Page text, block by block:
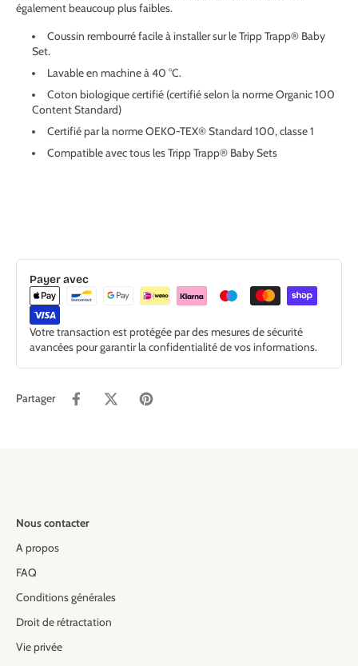
également beaucoup plus faibles.
Coussin rembourré facile à installer sur le Tripp Trapp® Baby
Set.
Lavable en machine à 40 °C.
Coton biologique certifié (certifié selon la norme Organic 100
Content Standard)
Certifié par la norme OEKO-TEX® Standard 100, classe 1
Compatible avec tous les Tripp Trapp® Baby Sets
Payer avec
Votre transaction est protégée par des mesures de sécurité
avancées pour garantir la confidentialité de vos informations.
Partager
Nous contacter
A propos
FAQ
Conditions générales
Droit de rétractation
Vie privée